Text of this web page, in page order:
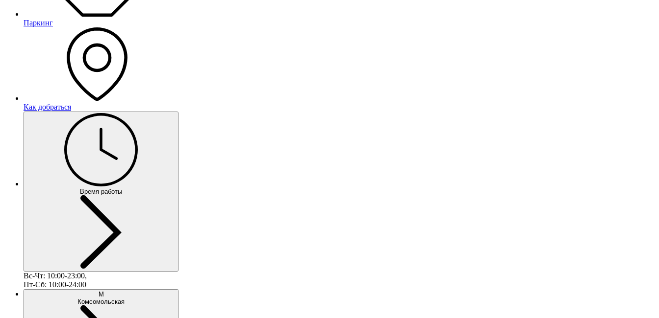
Паркинг
Как добраться
Время работы
Вс-Чт: 10:00-23:00,
Пт-Сб: 10:00-24:00
М
Комсомольская